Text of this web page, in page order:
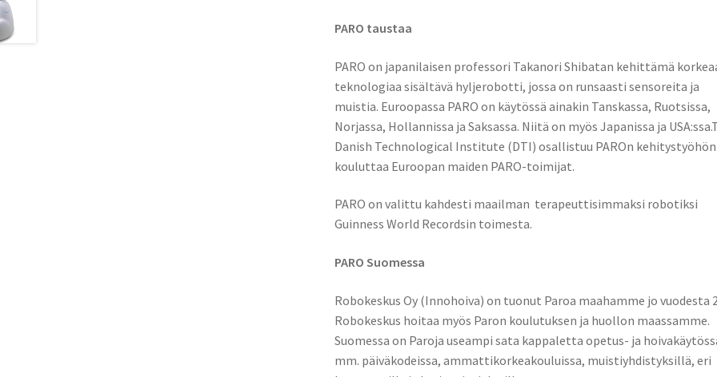
PARO taustaa
PARO on japanilaisen professori Takanori Shibatan kehittämä
teknologiaa sisältävä hyljerobotti, jossa on runsaasti sensoreita ja
muistia. Euroopassa PARO on käytössä ainakin Tanskassa, Ruotsissa,
Norjassa, Hollannissa ja Saksassa. Niitä on myös Japanissa ja
Danish Technological Institute (DTI) osallistuu PAROn
kouluttaa Euroopan maiden PARO-toimijat.
PARO on valittu kahdesti maailman terapeuttisimmaksi robotiksi
Guinness World Recordsin toimesta.
PARO Suomessa
Robokeskus Oy (Innohoiva) on tuonut Paroa maahamme jo vuodesta
Robokeskus hoitaa myös Paron koulutuksen ja huollon maassamme.
Suomessa on Paroja useampi sata kappaletta opetus- ja
mm. päiväkodeissa, ammattikorkeakouluissa, muistiyhdistyksillä, eri